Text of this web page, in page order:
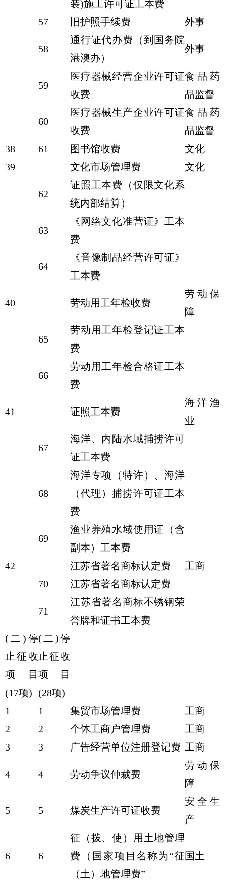
装)施工许可证工本费
57
旧护照手续费 外事
58
通行证代办费（到国务院
港澳办）
外事
59
医疗器械经营企业许可证
收费
食品药
品监督
60
医疗器械生产企业许可证
收费
食品药
品监督
38
61 图书馆收费
文化
39
文化市场管理费 文化
62
证照工本费（仅限文化系
统内部结算）
63
《网络文化准营证》工本
费
64
《音像制品经营许可证》
工本费
40 劳动用工年检收费
劳动保
障
65
劳动用工年检登记证工本
费
66
劳动用工年检合格证工本
费
41 证照工本费
海洋渔
业
67
海洋、内陆水域捕捞许可
证工本费
68
海洋专项（特许）、海洋
（代理）捕捞许可证工本
费
69
渔业养殖水域使用证（含
副本）工本费
42
江苏省著名商标认定费
工商
70
江苏省著名商标认定费
71
江苏省著名商标不锈钢荣
誉牌和证书工本费
(二)停
止征收
项目
(17项)
(二)停
止征收
项目
(28项)
1
1 集贸市场管理费
工商
2
2 个体工商户管理费
工商
3
3 广告经营单位注册登记费 工商
4 4 劳动争议仲裁费
劳动保
障
5 5 煤炭生产许可证收费
安全生
产
6 6
征（拨、使）用土地管理
费（国家项目名称为“征
（土）地管理费”
国土